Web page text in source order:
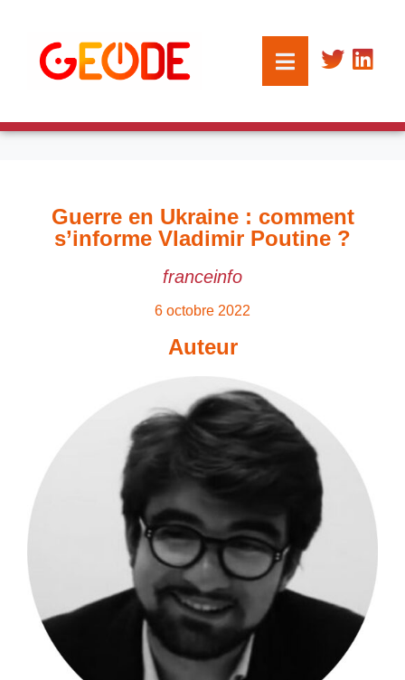
Guerre en Ukraine : comment
s’informe Vladimir Poutine ?
franceinfo
6 octobre 2022
Auteur